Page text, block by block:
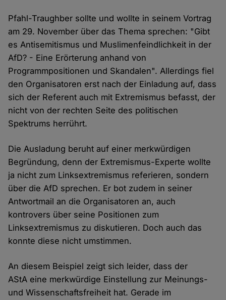
Pfahl-Traughber sollte und wollte in seinem Vortrag
am 29. November über das Thema sprechen: "Gibt
es Antisemitismus und Muslimenfeindlichkeit in der
AfD? - Eine Erörterung anhand von
Programmpositionen und Skandalen". Allerdings fiel
den Organisatoren erst nach der Einladung auf, dass
sich der Referent auch mit Extremismus befasst, der
nicht von der rechten Seite des politischen
Spektrums herrührt.
Die Ausladung beruht auf einer merkwürdigen
Begründung, denn der Extremismus-Experte wollte
ja nicht zum Linksextremismus referieren, sondern
über die AfD sprechen. Er bot zudem in seiner
Antwortmail an die Organisatoren an, auch
kontrovers über seine Positionen zum
Linksextremismus zu diskutieren. Doch auch das
konnte diese nicht umstimmen.
An diesem Beispiel zeigt sich leider, dass der
AStA eine merkwürdige Einstellung zur Meinungs-
und Wissenschaftsfreiheit hat. Gerade im